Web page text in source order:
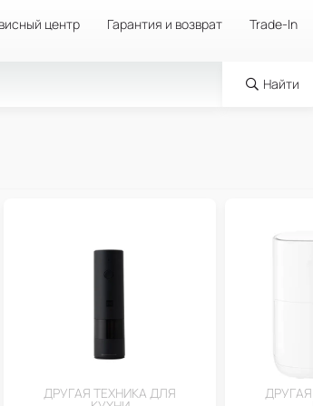
центр Гарантия и возврат Trade-In
Найти
ДРУГАЯ ТЕХНИКА ДЛЯ